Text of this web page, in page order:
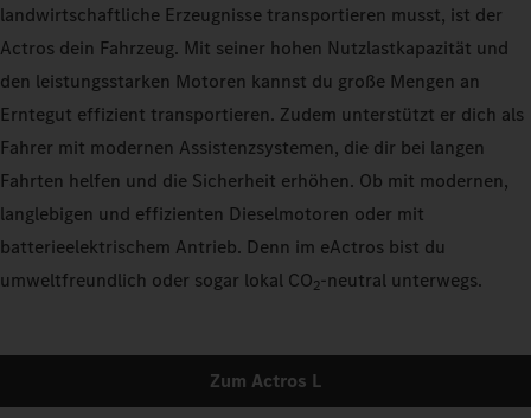
landwirtschaftliche Erzeugnisse transportieren musst, ist der
Actros dein Fahrzeug. Mit seiner hohen Nutzlastkapazität und
den leistungsstarken Motoren kannst du große Mengen an
Erntegut effizient transportieren. Zudem unterstützt er dich als
Fahrer mit modernen Assistenzsystemen, die dir bei langen
Fahrten helfen und die Sicherheit erhöhen. Ob mit modernen,
langlebigen und effizienten Dieselmotoren oder mit
batterieelektrischem Antrieb. Denn im eActros bist du
umweltfreundlich oder sogar lokal CO2‑neutral unterwegs.
Zum Actros L